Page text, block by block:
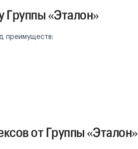
Группы «Эталон»
преимуществ:
от Группы «Эталон»